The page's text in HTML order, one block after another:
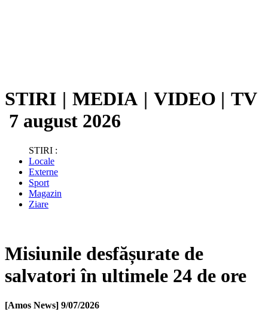
STIRI | MEDIA | VIDEO | TV
7 august 2026
STIRI :
Locale
Externe
Sport
Magazin
Ziare
Misiunile desfășurate de
salvatori în ultimele 24 de ore
[Amos News] 9/07/2026